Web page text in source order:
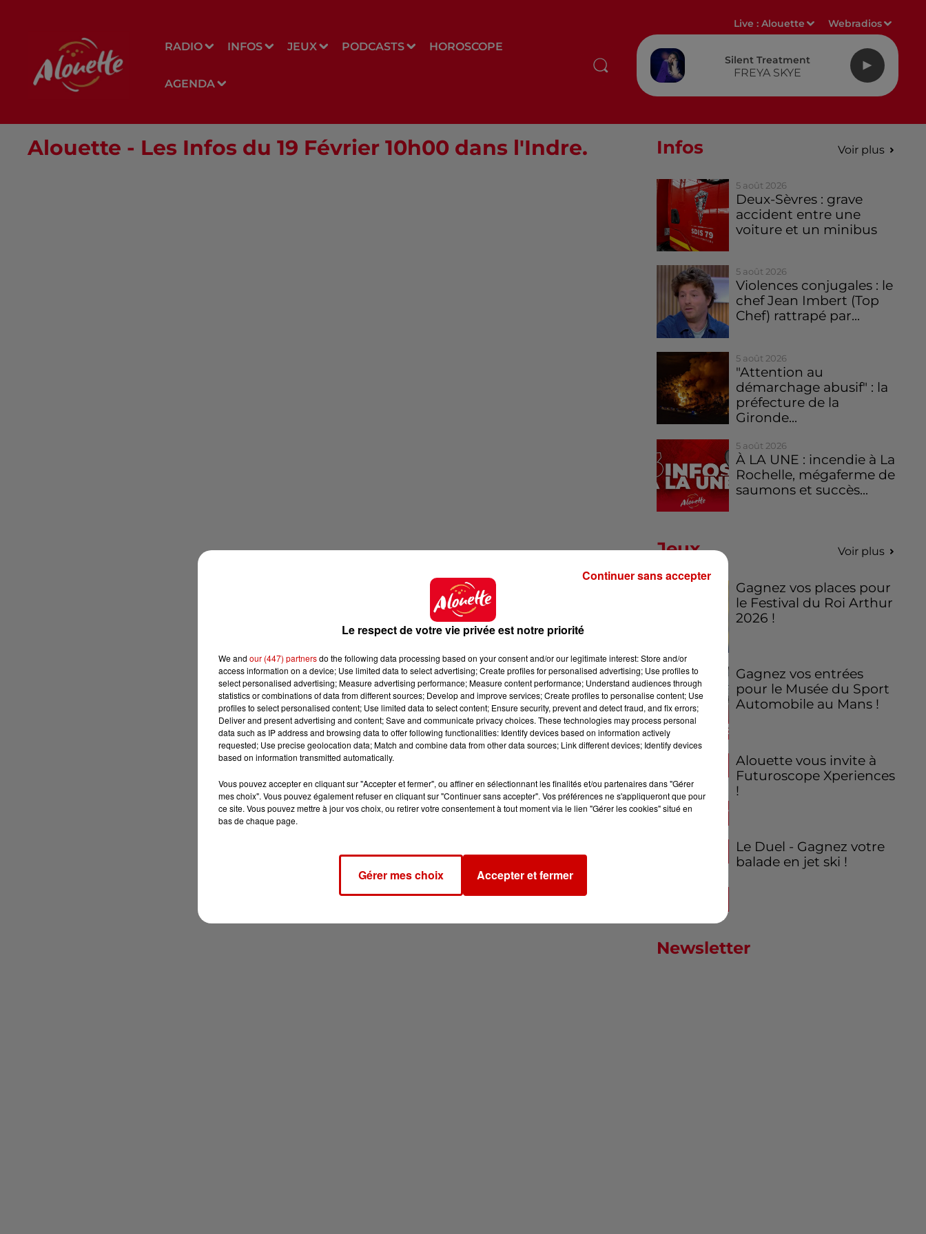
RADIO INFOS JEUX PODCASTS HOROSCOPE
AGENDA
Live :Alouette Webradios
Silent Treatment
FREYA SKYE
Alouette - Les Infos du 19 Février 10h00 dans l'Indre. Infos Voir plus
5 août 2026
Deux-Sèvres : grave
accident entre une
voiture et un minibus
5 août 2026
Violences conjugales : le
chef Jean Imbert (Top
Chef) rattrapé par...
5 août 2026
"Attention au
démarchage abusif" : la
préfecture de la
Gironde...
5 août 2026
À LA UNE : incendie à La
Rochelle, mégaferme de
saumons et succès...
Jeux Voir plus
Gagnez vos places pour
le Festival du Roi Arthur
2026 !
Gagnez vos entrées
pour le Musée du Sport
Automobile au Mans !
Alouette vous invite à
Futuroscope Xperiences
!
Le Duel - Gagnez votre
balade en jet ski !
Newsletter
Le respect de votre vie privée est notre priorité
We and our (447) partnersdo the following data processing based on your consent and/or our legitimate interest: Store and/or
access information on a device; Use limited data to select advertising; Create profiles for personalised advertising; Use profiles to
select personalised advertising; Measure advertising performance; Measure content performance; Understand audiences through
statistics or combinations of data from different sources; Develop and improve services; Create profiles to personalise content; Use
profiles to select personalised content; Use limited data to select content; Ensure security, prevent and detect fraud, and fix errors;
Deliver and present advertising and content; Save and communicate privacy choices. These technologies may process personal
data such as IP address and browsing data to offer following functionalities: Identify devices based on information actively
requested; Use precise geolocation data; Match and combine data from other data sources; Link different devices; Identify devices
based on information transmitted automatically.
Vous pouvez accepter en cliquant sur "Accepter et fermer", ou affiner en sélectionnant les finalités et/ou partenaires dans "Gérer
mes choix". Vous pouvez également refuser en cliquant sur "Continuer sans accepter". Vos préférences ne s'appliqueront que pour
ce site. Vous pouvez mettre à jour vos choix, ou retirer votre consentement à tout moment via le lien "Gérer les cookies" situé en
bas de chaque page.
Gérer mes choix Accepter et fermer
Continuer sans accepter